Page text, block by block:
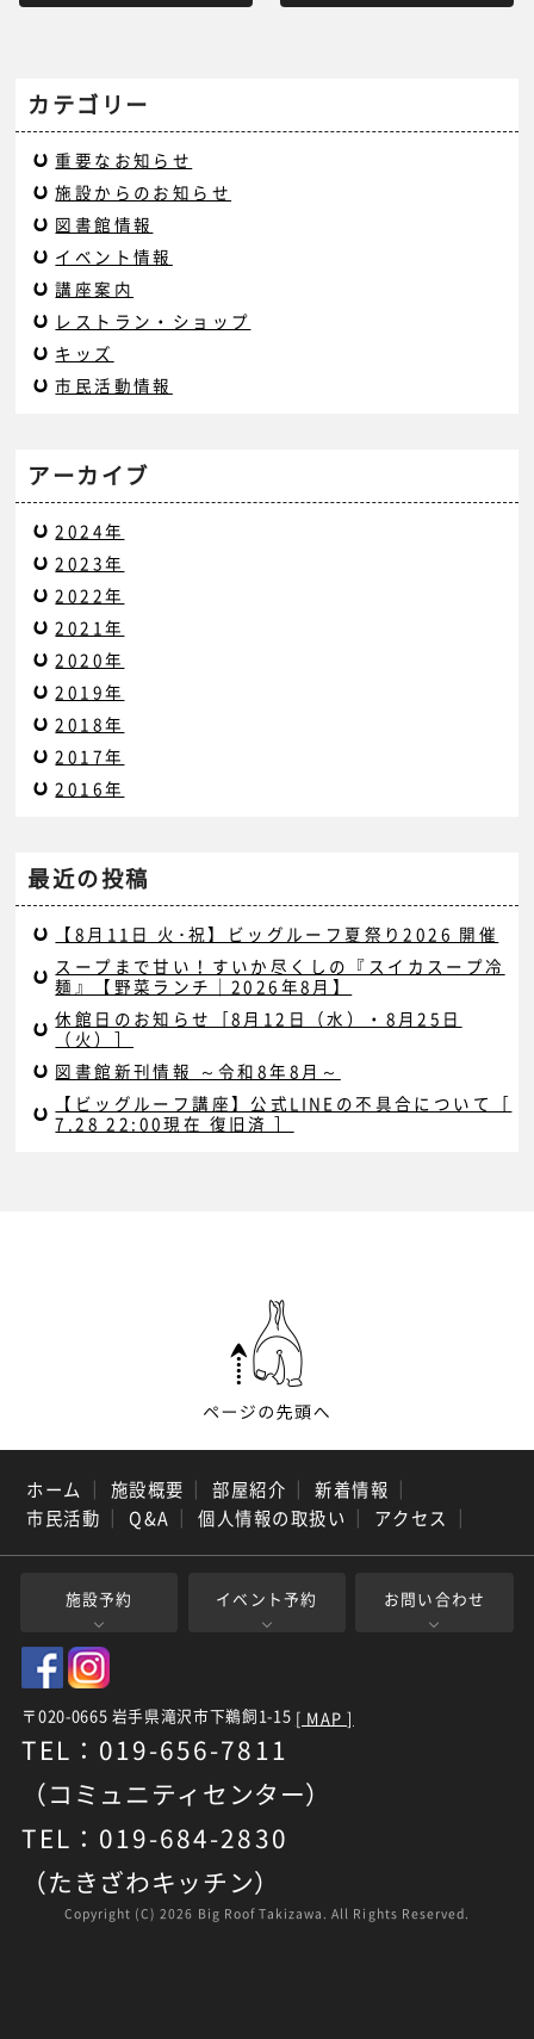
カテゴリー
重要なお知らせ
施設からのお知らせ
図書館情報
イベント情報
講座案内
レストラン・ショップ
キッズ
市民活動情報
アーカイブ
2024年
2023年
2022年
2021年
2020年
2019年
2018年
2017年
2016年
最近の投稿
【8月11日 火･祝】ビッグルーフ夏祭り2026 開催
スープまで甘い！すいか尽くしの『スイカスープ冷
麺』【野菜ランチ｜2026年8月】
休館日のお知らせ［8月12日（水）・8月25日
（火）］
図書館新刊情報 ～令和8年8月～
【ビッグルーフ講座】公式LINEの不具合について［
7.28 22:00現在 復旧済 ］
ホーム ｜ 施設概要 ｜ 部屋紹介 ｜ 新着情報 ｜
市民活動 ｜ Q&A ｜ 個人情報の取扱い ｜ アクセス ｜
施設予約 イベント予約 お問い合わせ
〒020-0665 岩手県滝沢市下鵜飼1-15 [ MAP ]
TEL：019-656-7811
（コミュニティセンター）
TEL：019-684-2830
（たきざわキッチン）
Copyright (C)2026 Big Roof Takizawa. All Rights Reserved.